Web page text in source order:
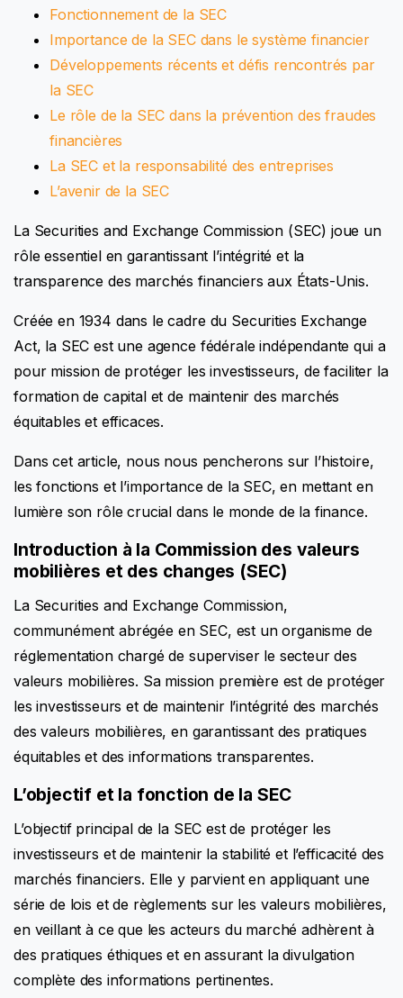
Fonctionnement de la SEC
Importance de la SEC dans le système financier
Développements récents et défis rencontrés par
la SEC
Le rôle de la SEC dans la prévention des fraudes
financières
La SEC et la responsabilité des entreprises
L’avenir de la SEC
La Securities and Exchange Commission (SEC) joue un
rôle essentiel en garantissant l’intégrité et la
transparence des marchés financiers aux États-Unis.
Créée en 1934 dans le cadre du Securities Exchange
Act, la SEC est une agence fédérale indépendante qui a
pour mission de protéger les investisseurs, de faciliter la
formation de capital et de maintenir des marchés
équitables et efficaces.
Dans cet article, nous nous pencherons sur l’histoire,
les fonctions et l’importance de la SEC, en mettant en
lumière son rôle crucial dans le monde de la finance.
Introduction à la Commission des valeurs
mobilières et des changes (SEC)
La Securities and Exchange Commission,
communément abrégée en SEC, est un organisme de
réglementation chargé de superviser le secteur des
valeurs mobilières. Sa mission première est de protéger
les investisseurs et de maintenir l’intégrité des marchés
des valeurs mobilières, en garantissant des pratiques
équitables et des informations transparentes.
L’objectif et la fonction de la SEC
L’objectif principal de la SEC est de protéger les
investisseurs et de maintenir la stabilité et l’efficacité des
marchés financiers. Elle y parvient en appliquant une
série de lois et de règlements sur les valeurs mobilières,
en veillant à ce que les acteurs du marché adhèrent à
des pratiques éthiques et en assurant la divulgation
complète des informations pertinentes.